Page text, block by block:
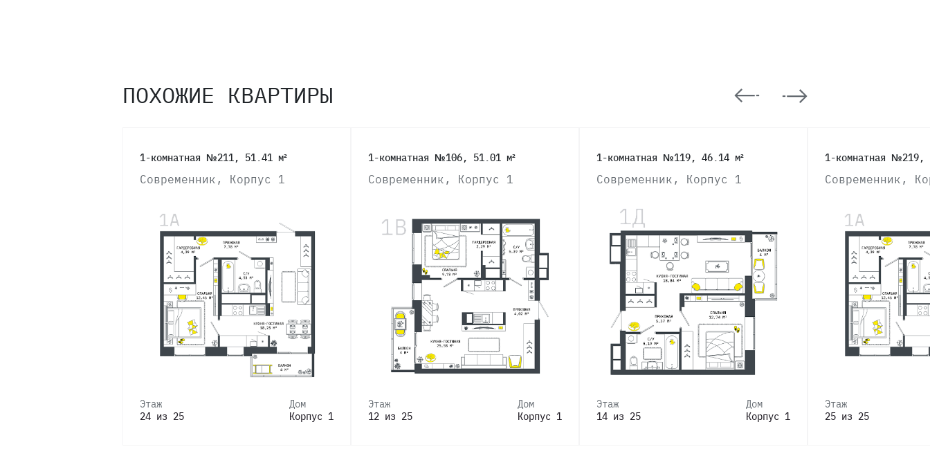
ПОХОЖИЕ КВАРТИРЫ
1-комнатная №211, 51.41 м²
Современник, Корпус 1
Этаж
24 из 25
Дом
Корпус 1
1-комнатная №106, 51.01 м²
Современник, Корпус 1
Этаж
12 из 25
Дом
Корпус 1
1-комнатная №119, 46.14 м²
Современник, Корпус 1
Этаж
14 из 25
Дом
Корпус 1
1-комнатная №219,
Современник,
Этаж
25 из 25